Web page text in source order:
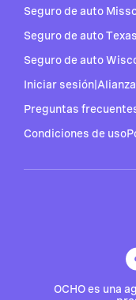
OCHO es una
Seguro de auto
Seguro de auto Texas
Seguro de auto
Iniciar sesión
Preguntas
Condiciones de uso